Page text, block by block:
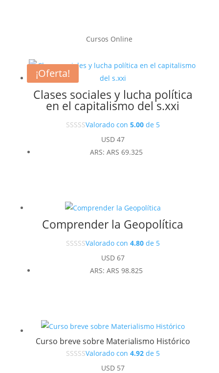
Cursos Online
Clases sociales y lucha política
en el capitalismo del s.xxi
Valorado con 5.00de 5
USD47
ARS: ARS 69.325
Comprender la Geopolítica
Valorado con 4.80de 5
USD67
ARS: ARS 98.825
Curso breve sobre Materialismo Histórico
Valorado con 4.92de 5
USD57
¡Oferta!